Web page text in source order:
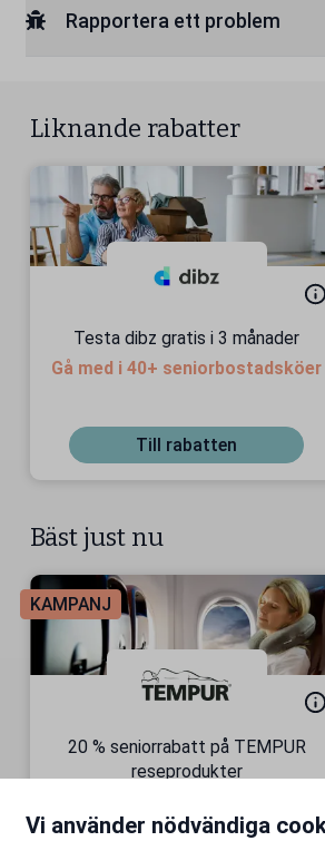
Rapportera ett problem
Liknande rabatter
Testa dibz gratis i 3 månader
Gå med i 40+ seniorbostadsköer
Till rabatten
Bäst just nu
KAMPANJ
20 % seniorrabatt på TEMPUR
reseprodukter
är!
Vi använder nödvändiga